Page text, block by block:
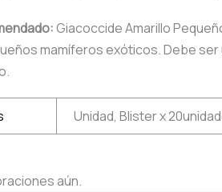
Giacoccide Amarillo
mamíferos exóticos. Debe
Unidad, Blister x
aún.